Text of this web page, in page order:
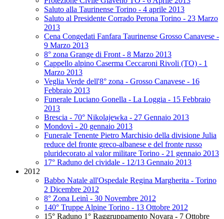
Saluto alla Taurinense Torino - 4 aprile 2013
Saluto al Presidente Corrado Perona Torino - 23 Marzo
2013
Cena Congedati Fanfara Taurinense Grosso Canavese -
9 Marzo 2013
8° zona Grange di Front - 8 Marzo 2013
Cappello alpino Caserma Ceccaroni Rivoli (TO) - 1
Marzo 2013
Veglia Verde dell'8° zona - Grosso Canavese - 16
Febbraio 2013
Funerale Luciano Gonella - La Loggia - 15 Febbraio
2013
Brescia - 70° Nikolajewka - 27 Gennaio 2013
Mondovì - 20 gennaio 2013
Funerale Tenente Pietro Marchisio della divisione Julia
reduce del fronte greco-albanese e del fronte russo
pluridecorato al valor militare Torino - 21 gennaio 2013
17° Raduno del cividale - 12/13 Gennaio 2013
2012
Babbo Natale all'Ospedale Regina Margherita - Torino
2 Dicembre 2012
8° Zona Leinì - 30 Novembre 2012
140° Truppe Alpine Torino - 13 Ottobre 2012
15° Raduno 1° Raggruppamento Novara - 7 Ottobre